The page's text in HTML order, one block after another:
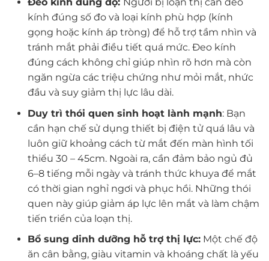
kính đúng số đo và loại kính phù hợp (kính
gọng hoặc kính áp tròng) để hỗ trợ tầm nhìn và
tránh mắt phải điều tiết quá mức. Đeo kính
đúng cách không chỉ giúp nhìn rõ hơn mà còn
ngăn ngừa các triệu chứng như mỏi mắt, nhức
đầu và suy giảm thị lực lâu dài.
Duy trì thói quen sinh hoạt lành mạnh: Bạn
cần hạn chế sử dụng thiết bị điện tử quá lâu và
luôn giữ khoảng cách từ mắt đến màn hình tối
thiểu 30 – 45cm. Ngoài ra, cần đảm bảo ngủ đủ
6–8 tiếng mỗi ngày và tránh thức khuya để mắt
có thời gian nghỉ ngơi và phục hồi. Những thói
quen này giúp giảm áp lực lên mắt và làm chậm
tiến triển của loạn thị.
Bổ sung dinh dưỡng hỗ trợ thị lực:Một chế độ
ăn cân bằng, giàu vitamin và khoáng chất là yếu